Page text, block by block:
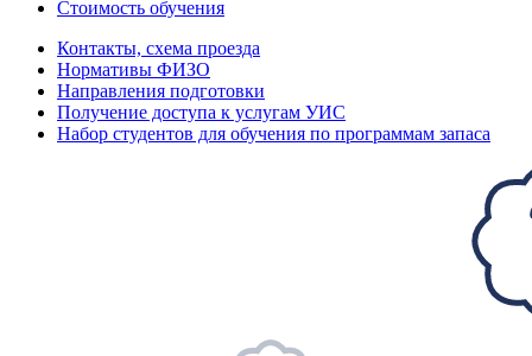
Стоимость обучения
Контакты, схема проезда
Нормативы ФИЗО
Направления подготовки
Получение доступа к услугам УИС
Набор студентов для обучения по программам запаса